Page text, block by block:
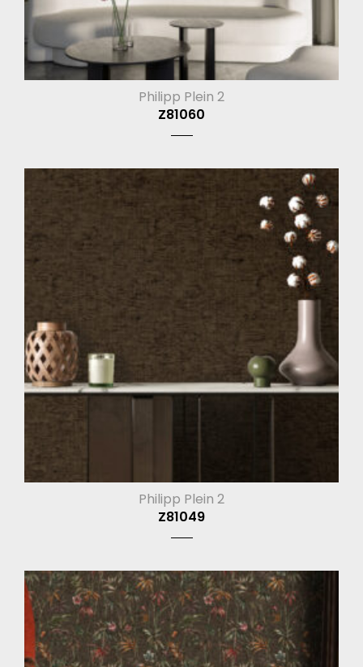
Philipp Plein 2
Z81060
Philipp Plein 2
Z81049